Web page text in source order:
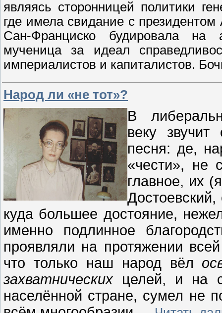
являясь сторонницей политики
где имела свидание с
Сан-Франциско будировала на
мученица за идеал
империалистов и капиталистов.
Народ ли «не тот»?
В
веку
песня: де,
«чести», не
главное, их
куда большее достояние,
именно подлинное
проявляли на протяжении
что только наш народ вёл
захватнических целей, и на
населённой стране, сумел не